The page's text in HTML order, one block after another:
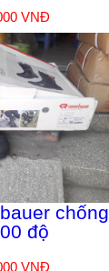
VNĐ
chống
độ
VNĐ